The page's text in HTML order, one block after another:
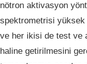
nötron aktivasyon
spektrometrisi
ve her ikisi de test ve
haline getirilmesini